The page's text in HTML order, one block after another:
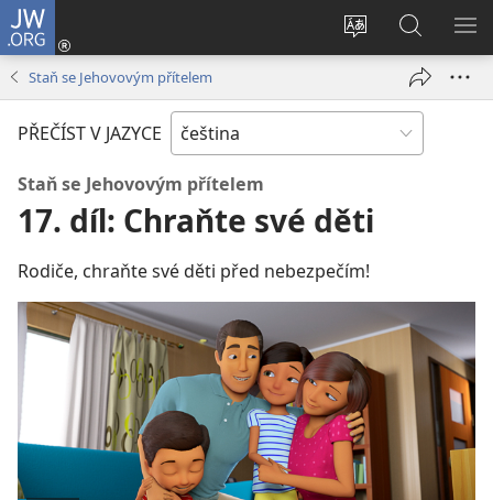
JW.ORG
Změnit
stránek
Přihlásit
se
okno)
Hledat
na
JW.ORG
Staň se Jehovovým přítelem
PŘEČÍST V JAZYCE
Staň se Jehovovým přítelem
17. díl: Chraňte své děti
Rodiče, chraňte své děti před nebezpečím!